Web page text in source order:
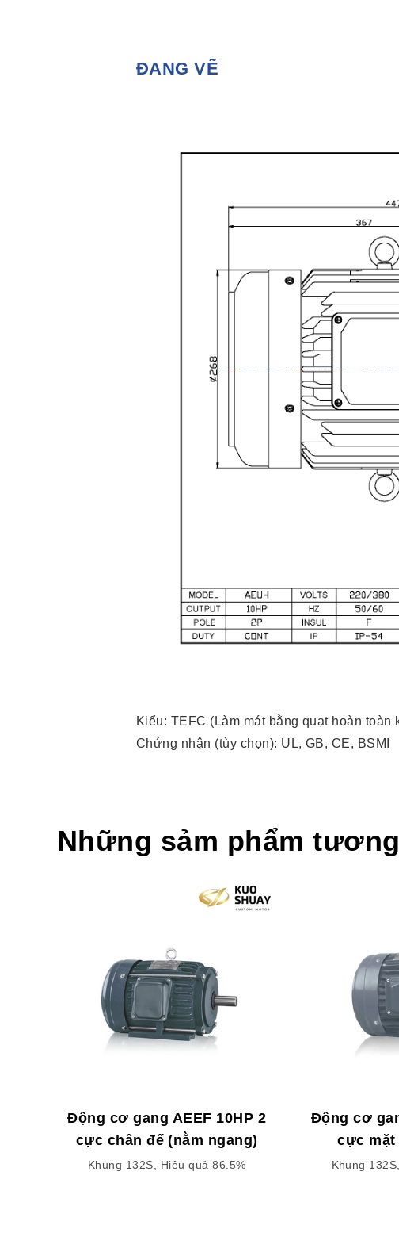
ĐANG VẼ
Kiểu: TEFC (Làm mát bằng quạt hoàn toàn
Chứng nhận (tùy chọn): UL, GB, CE, BSMI
Những sảm phẩm
Động cơ gang AEEF 10HP 2
cực chân đế (nằm ngang)
Khung 132S, Hiệu quả 86.5%
Động cơ
cực mặt
Khung